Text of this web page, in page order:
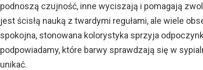
podnoszą czujność, inne wyciszają i pomagają
jest ścisłą nauką z twardymi regułami, ale wiele
spokojna, stonowana kolorystyka sprzyja
podpowiadamy, które barwy sprawdzają się w
unikać.